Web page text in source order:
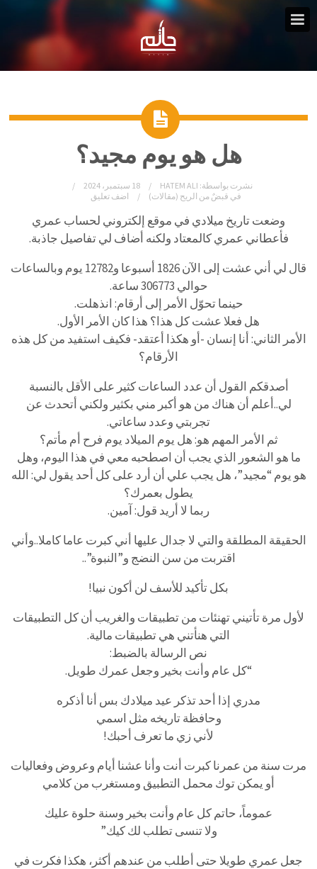
هل هو يوم مجيد؟
نشرت بواسطة: HATEM ALI
18 سبتمبر، 2024
في قبضٌ من الريح (مقالات) اضف تعليق
وضعت تاريخ ميلادي في موقع إلكتروني لحساب عمري
فأعطاني عمري كالمعتاد ولكنه أضاف لي تفاصيل جاذبة.
قال لي أني عشت إلى الآن 1826 أسبوعا و12782 يوم وبالساعات
حوالي 306773 ساعة.
حينما تحوّل الأمر إلى أرقام: انذهلت.
هل فعلا عشت كل هذا؟ هذا كان الأمر الأول.
الأمر الثاني: أنا إنسان -أو هكذا أعتقد- فكيف استفيد من كل هذه
الأرقام؟
أصدقكم القول أن عدد الساعات كثير على الأقل بالنسبة
لي..أعلم أن هناك من هو أكبر مني بكثير ولكني أتحدث عن
تجربتي وعدد ساعاتي.
ثم الأمر المهم هو: هل يوم الميلاد يوم فرح أم مأتم؟
ما هو الشعور الذي يجب أن اصطحبه معي في هذا اليوم، وهل
هو يوم “مجيد”، هل يجب علي أن أرد على كل أحد يقول لي: الله
يطول بعمرك؟
ربما لا أريد قول: آمين.
الحقيقة المطلقة والتي لا جدال عليها أني كبرت عاما كاملا..وأني
اقتربت من سن النضج و”النبوة”..
بكل تأكيد للأسف لن أكون نبيا!
لأول مرة تأتيني تهنئات من تطبيقات والغريب أن كل التطبيقات
التي هنأتني هي تطبيقات مالية.
نص الرسالة بالضبط:
“كل عام وأنت بخير وجعل عمرك طويل.
مدري إذا أحد تذكر عيد ميلادك بس أنا أذكره
وحافظة تاريخه مثل اسمي
لأني زي ما تعرف أحبك!
مرت سنة من عمرنا كبرت أنت وأنا عشنا أيام وعروض وفعاليات
أو يمكن توك محمل التطبيق ومستغرب من كلامي
عموماً، حاتم كل عام وأنت بخير وسنة حلوة عليك
ولا تنسى تطلب لك كيك”
جعل عمري طويلا حتى أطلب من عندهم أكثر، هكذا فكرت في